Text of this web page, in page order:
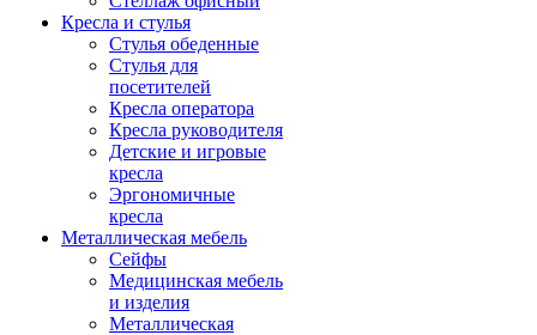
Кресла и стулья
Стулья обеденные
Стулья для
посетителей
Кресла оператора
Кресла руководителя
Детские и игровые
кресла
Эргономичные
кресла
Металлическая мебель
Сейфы
Медицинская мебель
и изделия
Металлическая